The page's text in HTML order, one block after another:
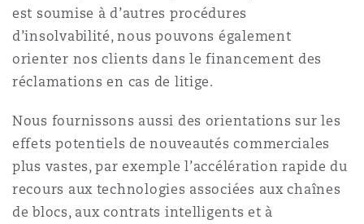
est soumise à d’autres procédures
d’insolvabilité, nous pouvons également
orienter nos clients dans le financement des
réclamations en cas de litige.
Nous fournissons aussi des orientations sur les
effets potentiels de nouveautés commerciales
plus vastes, par exemple l’accélération rapide du
recours aux technologies associées aux chaînes
de blocs, aux contrats intelligents et à